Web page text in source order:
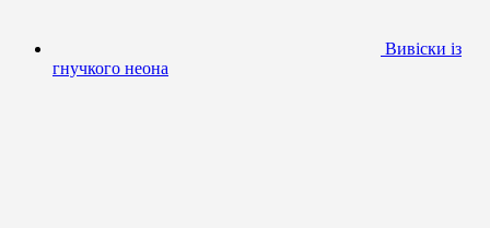
Вивіски із
гнучкого неона